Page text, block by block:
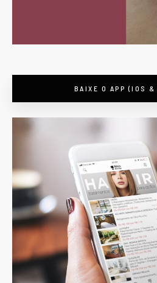
BAIXE O APP (IOS &